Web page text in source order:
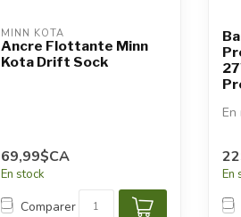
MINN KOTA
Ancre Flottante Minn
Kota Drift Sock
69,99$CA
En stock
Comparer
En